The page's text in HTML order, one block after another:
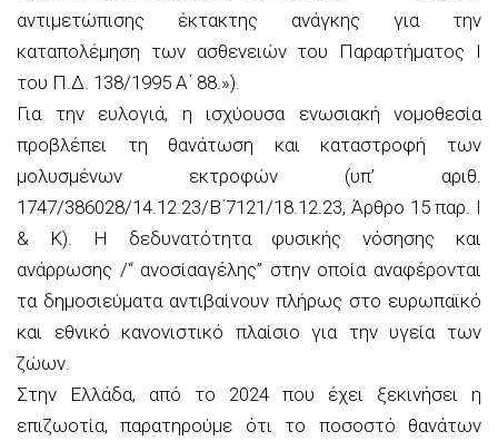
αντιμετώπισης έκτακτης ανάγκης για την
καταπολέμηση των ασθενειών του Παραρτήματος I
του Π.Δ. 138/1995 Α΄ 88.»).
Για την ευλογιά, η ισχύουσα ενωσιακή νομοθεσία
προβλέπει τη θανάτωση και καταστροφή των
μολυσμένων εκτροφών (υπ’ αριθ.
1747/386028/14.12.23/Β΄7121/18.12.23, Άρθρο 15 παρ. Ι
& Κ). Η δεδυνατότητα φυσικής νόσησης και
ανάρρωσης /“ ανοσίααγέλης” στην οποία αναφέρονται
τα δημοσιεύματα αντιβαίνουν πλήρως στο ευρωπαϊκό
και εθνικό κανονιστικό πλαίσιο για την υγεία των
ζώων.
Στην Ελλάδα, από το 2024 που έχει ξεκινήσει η
επιζωοτία, παρατηρούμε ότι το ποσοστό θανάτων